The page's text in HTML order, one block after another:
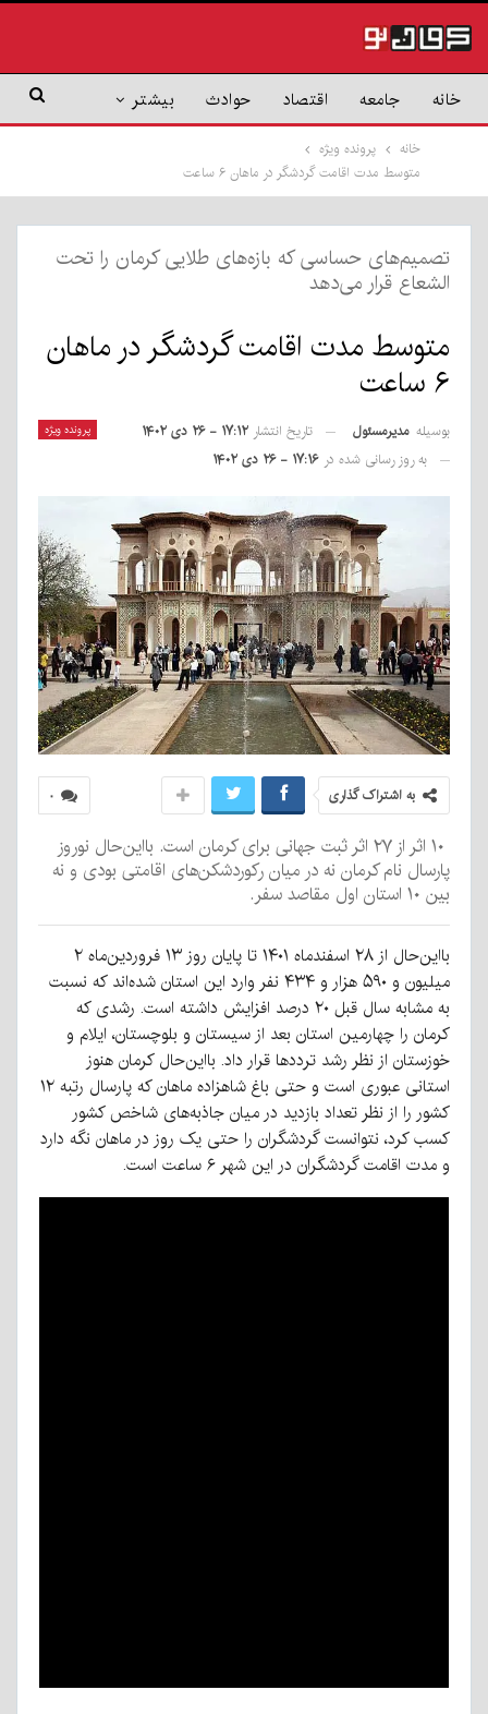
خانه جامعه اقتصاد حوادث بیشتر
خانه
پرونده ویژه
متوسط مدت اقامت گردشگر در ماهان ۶ ساعت
تصمیم‌های حساسی که بازه‌های طلایی کرمان را تحت
الشعاع قرار می‌دهد
متوسط مدت اقامت گردشگر در ماهان
۶ ساعت
پرونده ویژه بوسیله مدیرمسئول تاریخ انتشار ۱۷:۱۲ - ۲۶ دی ۱۴۰۲
به روز رسانی شده در ۱۷:۱۶ - ۲۶ دی ۱۴۰۲
۰ به اشتراک گذاری
۱۰ اثر از ۲۷ اثر ثبت جهانی برای کرمان است. بااین‌حال نوروز
پارسال نام کرمان نه در میان رکوردشکن‌های اقامتی بودی و نه
بین ۱۰ استان اول مقاصد سفر.
بااین‌حال از ۲۸ اسفندماه ۱۴۰۱ تا پایان روز ۱۳ فروردین‌ماه ۲
میلیون و ۵۹۰ هزار و ۴۳۴ نفر وارد این استان شده‌اند که نسبت
به مشابه سال قبل ۲۰ درصد افزایش داشته است. رشدی که
کرمان را چهارمین استان بعد از سیستان و بلوچستان، ایلام و
خوزستان از نظر رشد ترددها قرار داد. بااین‌حال کرمان هنوز
استانی عبوری است و حتی باغ شاهزاده ماهان که پارسال رتبه ۱۲
کشور را از نظر تعداد بازدید در میان جاذبه‌های شاخص کشور
کسب کرد، نتوانست گردشگران را حتی یک روز در ماهان نگه دارد
و مدت اقامت گردشگران در این شهر ۶ ساعت است.